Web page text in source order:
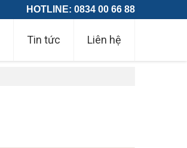
HOTLINE: 0834 00 66 88
Tin tức Liên hệ